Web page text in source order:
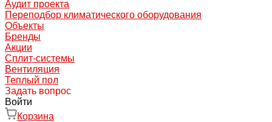
Аудит проекта
Переподбор климатического оборудования
Объекты
Бренды
Акции
Сплит-системы
Вентиляция
Теплый пол
Задать вопрос
Войти
Корзина